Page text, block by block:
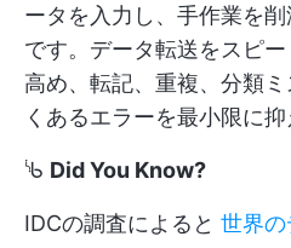
ータを入力し、手作業を
です。データ転送をスピ
高め、転記、重複、分類
くあるエラーを最小限に抑
ᔎ Did You Know?
IDCの調査によると 世界